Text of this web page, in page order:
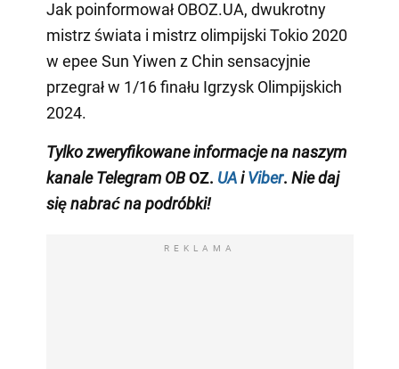
Jak poinformował OBOZ.UA, dwukrotny
mistrz świata i mistrz olimpijski Tokio 2020
w epee Sun Yiwen z Chin sensacyjnie
przegrał w 1/16 finału Igrzysk Olimpijskich
2024.
Tylko zweryfikowane informacje na naszym
kanale Telegram OBOZ. UA iViber. Nie daj
się nabrać na podróbki!
REKLAMA